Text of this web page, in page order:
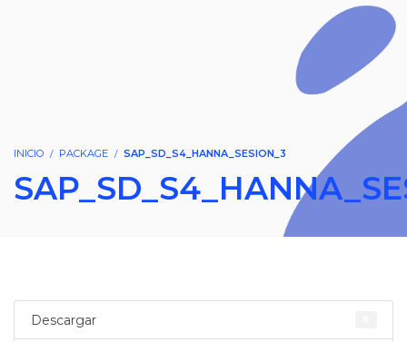
INICIO PACKAGE SAP_SD_S4_HANNA_SESION_3
Descargar